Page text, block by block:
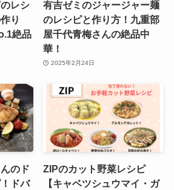
レシ
り
絶品
有吉ゼミのジャージャー麺
のレシピと作り方！九重部
屋千代青梅さんの絶品中
華！
2025年2月24日
のド
ドバ
ZIPのカット野菜レシピ
【キャベツシュウマイ・ガ